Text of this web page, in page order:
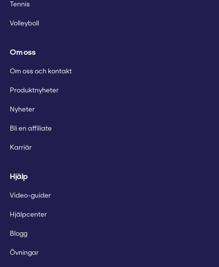
Tennis
Volleyboll
Om oss
Om oss och kontakt
Produktnyheter
Nyheter
Bli en affiliate
Karriär
Hjälp
Video-guider
Hjälpcenter
Blogg
Övningar